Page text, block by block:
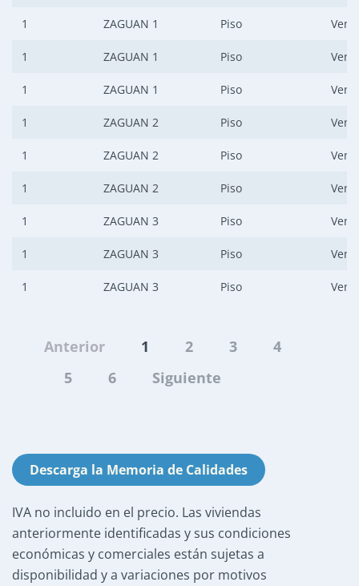
1 ZAGUAN 1 Piso
1 ZAGUAN 1 Piso
1 ZAGUAN 1 Piso
1 ZAGUAN 2 Piso
1 ZAGUAN 2 Piso
1 ZAGUAN 2 Piso
1 ZAGUAN 3 Piso
1 ZAGUAN 3 Piso
1 ZAGUAN 3 Piso
Anterior 1 2 3
4
5
6 Siguiente
Descarga la Memoria de Calidades
IVA no incluido en el precio. Las viviendas
anteriormente identificadas y sus condiciones
económicas y comerciales están sujetas a
disponibilidad y a variaciones por motivos